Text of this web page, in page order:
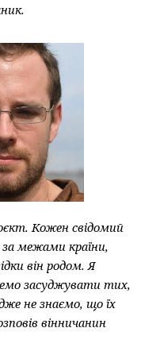
Кожен свідомий
межами країни,
він родом. Я
засуджувати тих,
не знаємо, що їх
вінничанин